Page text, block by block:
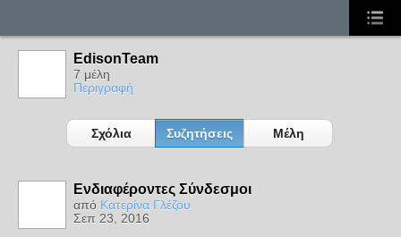
EdisonTeam
7 μέλη
Περιγραφή
Σχόλια Συζητήσεις Μέλη
Ενδιαφέροντες Σύνδεσμοι
από Κατερίνα Γλέζου
Σεπ 23, 2016